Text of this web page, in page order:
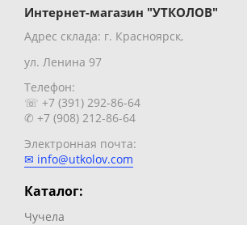
Интернет-магазин "УТКОЛОВ"
Адрес склада: г. Красноярск,
ул. Ленина 97
Телефон:
☏ +7 (391) 292-86-64
✆ +7 (908) 212-86-64
Электронная почта:
✉ info@utkolov.com
Каталог:
Чучела